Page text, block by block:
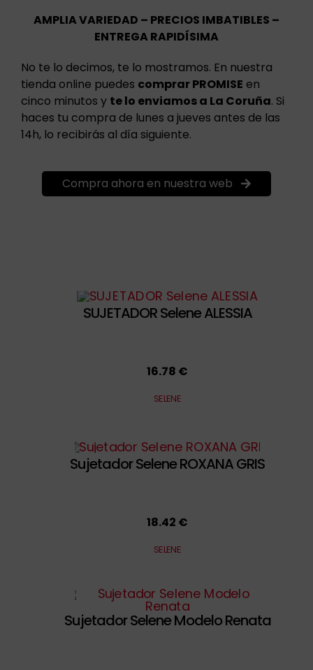
AMPLIA VARIEDAD – PRECIOS IMBATIBLES –
ENTREGA RAPIDÍSIMA
No te lo decimos, te lo mostramos. En nuestra
tienda online puedes comprar PROMISE en
cinco minutos y te lo enviamos a La Coruña. Si
haces tu compra de lunes a jueves antes de las
14h, lo recibirás al día siguiente.
Compra ahora en nuestra web
SUJETADOR Selene ALESSIA
16.78 €
SELENE
Sujetador Selene ROXANA GRIS
18.42 €
SELENE
Sujetador Selene Modelo Renata